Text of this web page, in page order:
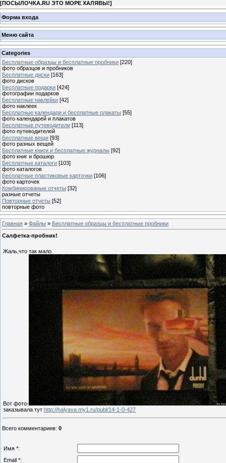
[ПОСЫЛОЧКА.RU ЭТО МОРЕ ХАЛЯВЫ!]
Форма входа
Меню сайта
Categories
Бесплатные образцы и бесплатные пробники [220]
фото образцов и пробников
Бесплатные диски [163]
фото дисков
Бесплатные подарки [424]
фотографии подарков
Бесплатные наклейки [42]
фото наклеек
Бесплатные календари и бесплатные плакаты [55]
фото календарей и плакатов
Бесплатные путеводители [113]
фото путеводителей
Бесплатные вещи [93]
фото разных вещей
Бесплатные книги и бесплатные журналы [92]
фото книг и брошюр
Бесплатные каталоги [103]
фото каталогов
Бесплатные пластиковые карточки [106]
фото карточек
Комбинированые отчеты [32]
разные отчеты
Повторные отчеты [52]
повторные фото
Главная » Файлы » Бесплатные образцы и бесплатные пробники
Салфетка-пробник!
Жаль,что так мало.
Вот фото-
заказывала тут http://halyava.my1.ru/publ/14-1-0-427
Всего комментариев: 0
Имя *:
Email *: